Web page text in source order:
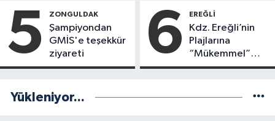
5 ZONGULDAK
Şampiyondan
GMİS'e teşekkür
ziyareti
6 EREĞLI
Kdz. Ereğli’nin
Plajlarına
“Mükemmel”
Notu!
Yükleniyor...